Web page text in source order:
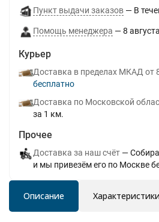
Пункт выдачи заказов В
Помощь менеджера 8
Курьер
Доставка в пределах МКАД от
Бесплатно
Доставка по Московской
за 1 км.
Прочее
Доставка за наш счёт
и мы привезём его по Москве
Описание